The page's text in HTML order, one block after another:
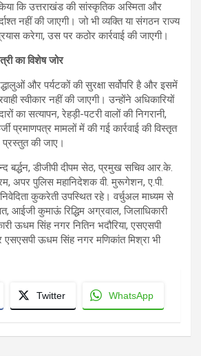
कि उत्तराखंड की सांस्कृतिक अस्मिता और
नहीं की जाएगी। जो भी व्यक्ति या संगठन राज्य
करेगा, उस पर कठोर कार्रवाई की जाएगी।
का विशेष जोर
और पर्यटकों की सुरक्षा सर्वोपरि है और इसमें
स्वीकार नहीं की जाएगी। उन्होंने अधिकारियों
का सत्यापन, रेहड़ी-पटरी वालों की निगरानी,
मामलों में की गई कार्रवाई की विस्तृत
प्रस्तुत की जाए।
डीजीपी दीपम सेठ, प्रमुख सचिव आर.के.
अपर पुलिस महानिदेशक वी. मुरूगेशन, ए.पी.
कुकरेती उपस्थित रहे। वर्चुअल माध्यम से
आईजी कुमाऊं रिद्धिम अग्रवाल, जिलाधिकारी
ऊधम सिंह नगर नितिन भदौरिया, एसएसपी
एसएसपी ऊधम सिंह नगर मणिकांत मिश्रा भी
Twitter WhatsApp